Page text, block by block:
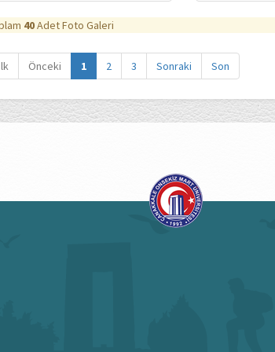
40Adet Foto Galeri
Önceki 1 2 3 Sonraki Son